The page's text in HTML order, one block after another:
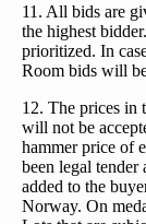
11. All bids are
the highest
prioritized. In
Room bids will
12. The prices in
will not be
hammer price of
been legal
added to the
Norway. On